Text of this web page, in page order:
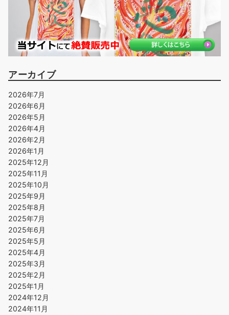
アーカイブ
2026年7月
2026年6月
2026年5月
2026年4月
2026年2月
2026年1月
2025年12月
2025年11月
2025年10月
2025年9月
2025年8月
2025年7月
2025年6月
2025年5月
2025年4月
2025年3月
2025年2月
2025年1月
2024年12月
2024年11月